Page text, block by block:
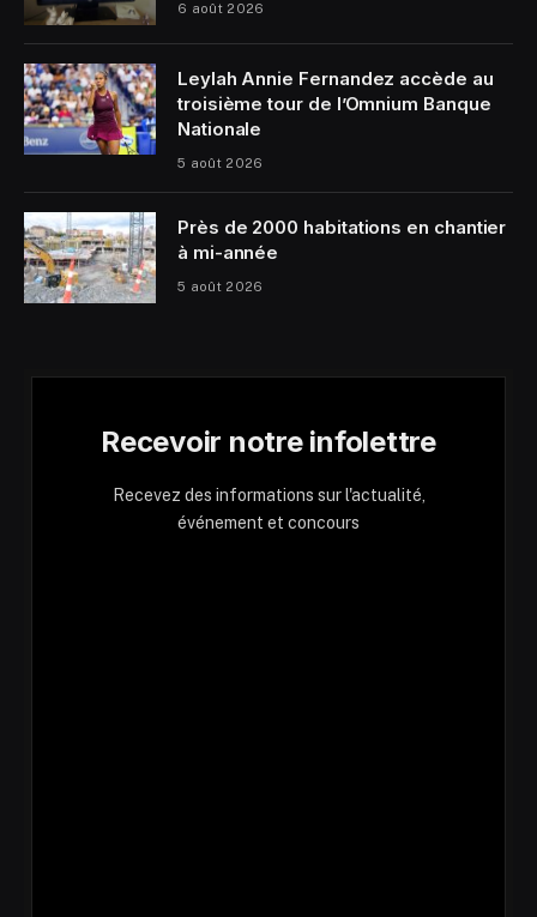
6 août 2026
Leylah Annie Fernandez accède au
troisième tour de l’Omnium Banque
Nationale
5 août 2026
Près de 2000 habitations en chantier
à mi-année
5 août 2026
Recevoir notre infolettre
Recevez des informations sur l'actualité,
événement et concours